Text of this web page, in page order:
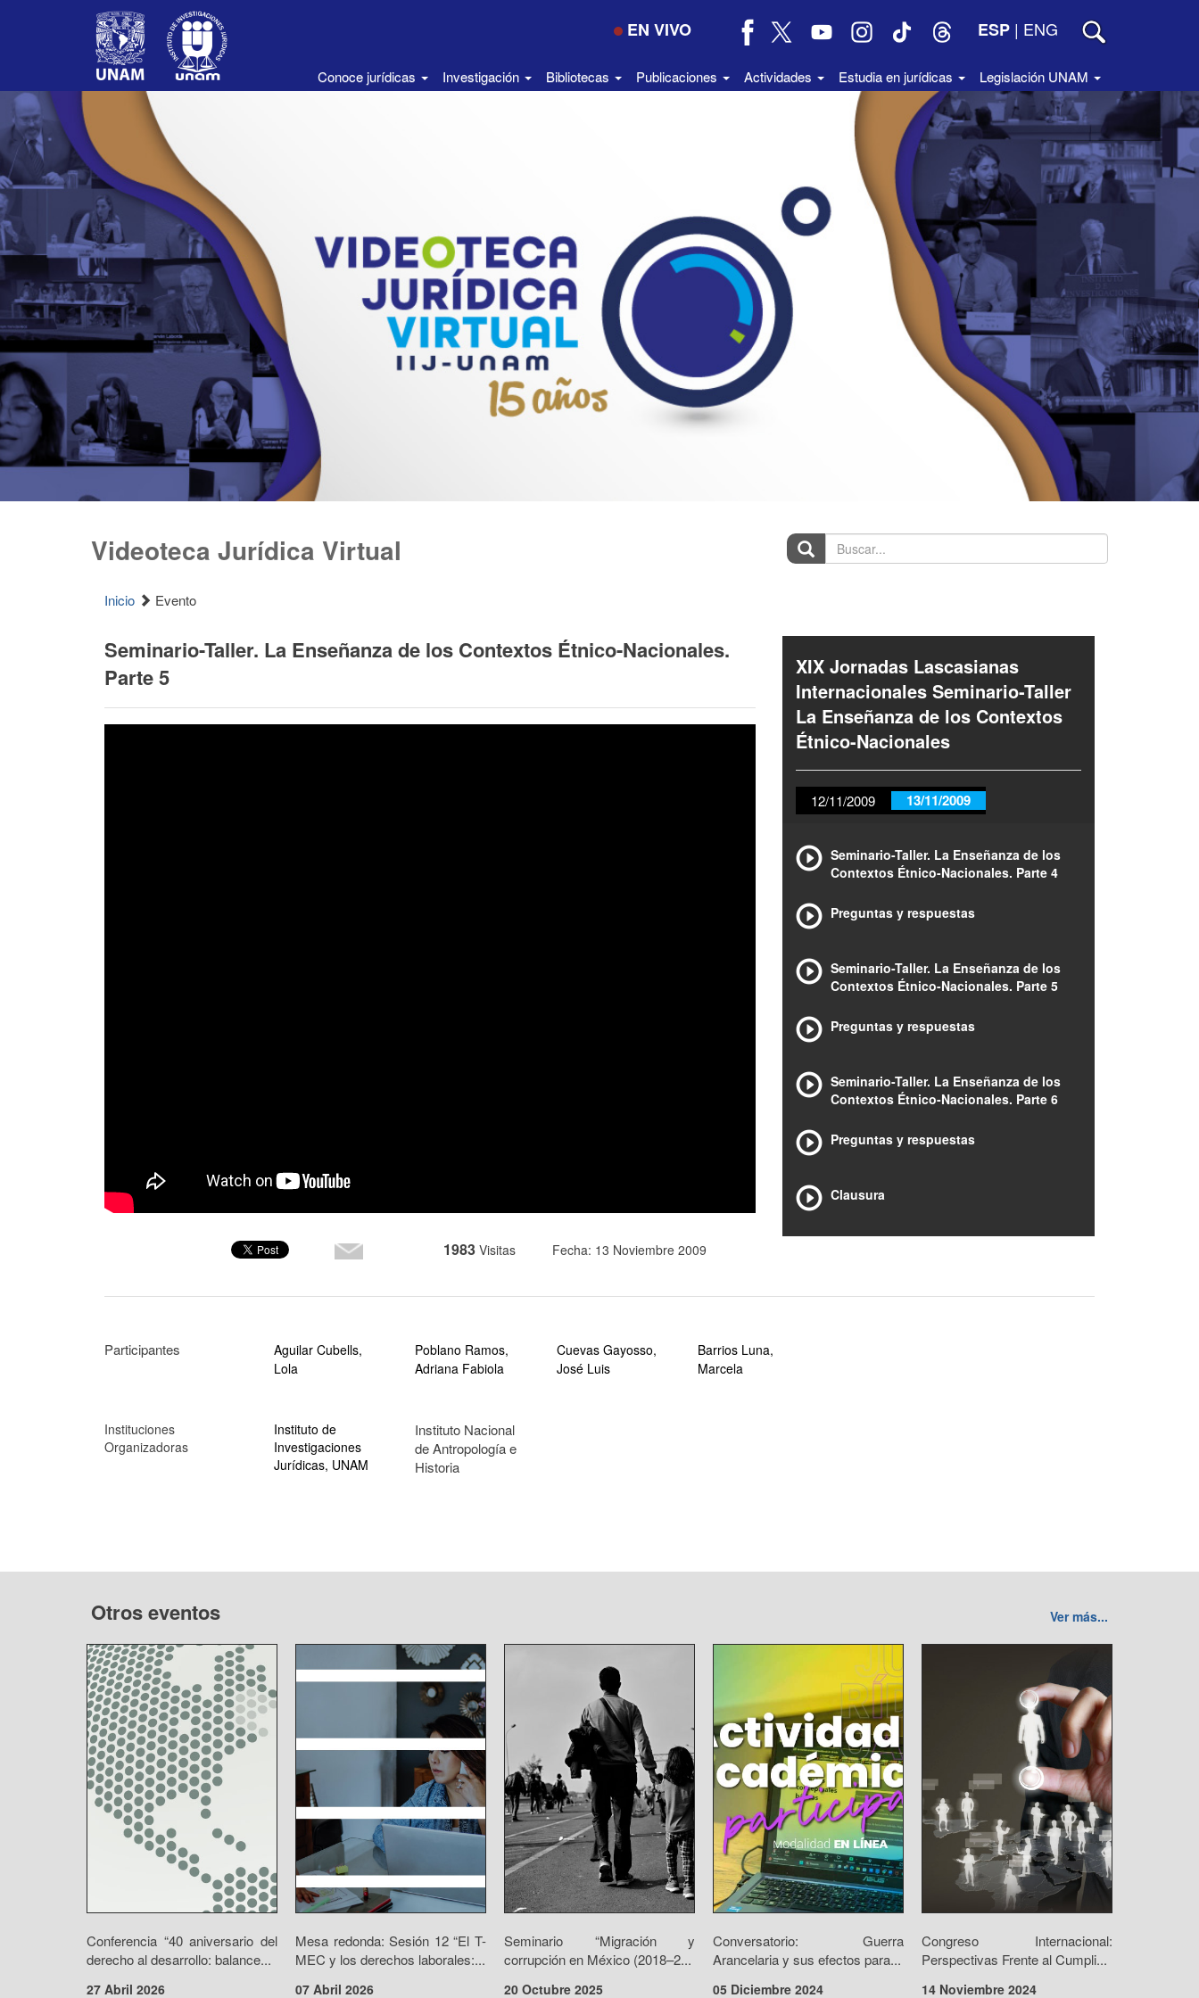
EN VIVO ESP | ENG
Conoce jurídicas Investigación Bibliotecas Publicaciones Actividades Estudia en jurídicas Legislación UNAM
Videoteca Jurídica Virtual Buscar...
Inicio Evento
Seminario-Taller. La Enseñanza de los Contextos Étnico-Nacionales.
Parte 5
1983 Visitas Fecha: 13 Noviembre 2009
XIX Jornadas Lascasianas
Internacionales Seminario-Taller
La Enseñanza de los Contextos
Étnico-Nacionales
12/11/2009 13/11/2009
Seminario-Taller. La Enseñanza de los
Contextos Étnico-Nacionales. Parte 4
Preguntas y respuestas
Seminario-Taller. La Enseñanza de los
Contextos Étnico-Nacionales. Parte 5
Preguntas y respuestas
Seminario-Taller. La Enseñanza de los
Contextos Étnico-Nacionales. Parte 6
Preguntas y respuestas
Clausura
Participantes
Aguilar Cubells,
Lola
Poblano Ramos,
Adriana Fabiola
Cuevas Gayosso,
José Luis
Barrios Luna,
Marcela
Instituciones
Organizadoras
Instituto de
Investigaciones
Jurídicas, UNAM
Instituto Nacional
de Antropología e
Historia
Otros eventos Ver más...
Conferencia “40 aniversario del
derecho al desarrollo: balance...
27 Abril 2026
Mesa redonda: Sesión 12 “El T-
MEC y los derechos laborales:...
07 Abril 2026
Seminario “Migración y
corrupción en México (2018–2...
20 Octubre 2025
Conversatorio: Guerra
Arancelaria y sus efectos para...
05 Diciembre 2024
Congreso Internacional:
Perspectivas Frente al Cumpli...
14 Noviembre 2024